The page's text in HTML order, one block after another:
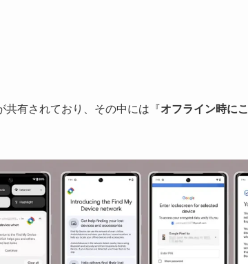
共有されており、その中には『オフライン時に